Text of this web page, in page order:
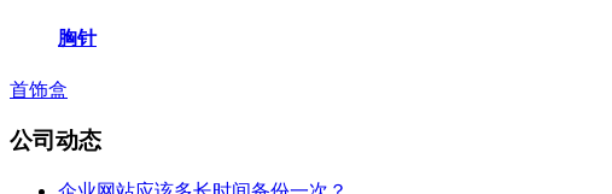
胸针
首饰盒
公司动态